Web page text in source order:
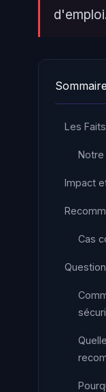
Sommaire
Les Faits
Impact
Cas